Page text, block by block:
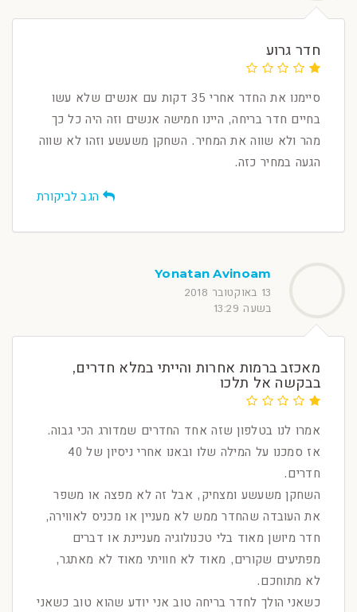
חדר גרוע
סיימנו את החדר אחרי 35 דקות עם אנשים שלא עשו
בחיים חדר בריחה, היינו חמישה אנשים וזה היה כל כך
מהר ולא שווה את המחיר. השחקן משעשע וזהו לא שווה
הגעה במחיר כזה.
הגב לביקורת
Yonatan Avinoam
13 באוקטובר 2018
בשעה 13:29
מאכזב ברמות אחרות והייתי במלא חדרים,
בבקשה אל תלכו
אמרו לנו בטלפון שזה אחד החדרים שמדורג הכי גבוה.
אז סמכנו על המילה שלו ובאנו אחרי ניסיון של 40
חדרים.
השחקן משעשע ומצחיק, אבל זה לא מפצה או משפר
את העובדה שהחדר ממש לא מעניין או מכניס לאווירה,
חדר מיושן מאוד בלי טכנולוגיה מעניינת או דברים
מפתיעים שקורים, מאוד לא חוויתי מאוד לא מאתגר,
לא מתוחכם.
כשאני הולך לחדר בריחה טוב אני יודע שהוא טוב כשאני